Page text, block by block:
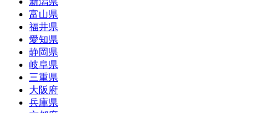
富山県
福井県
愛知県
静岡県
岐阜県
三重県
大阪府
兵庫県